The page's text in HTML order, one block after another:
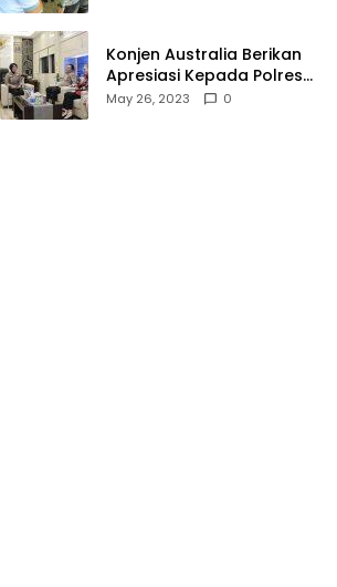
Konjen Australia Berikan
Apresiasi Kepada Polres
Tanjungperak yang Konsisten
May 26, 2023 0